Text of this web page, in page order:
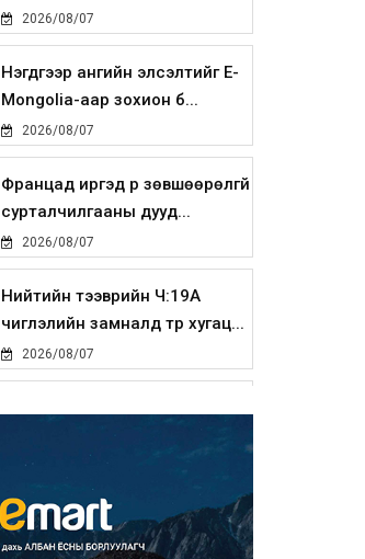
2026/08/07
Нэгдүгээр ангийн элсэлтийг E-
Mongolia-аар зохион б...
2026/08/07
Францад иргэд рүү зөвшөөрөлгүй
сурталчилгааны дууд...
2026/08/07
Нийтийн тээврийн Ч:19А
чиглэлийн замналд түр хугац...
2026/08/07
2026/08/07
Улаанбаатарт өдөртөө 30 хэм
дулаан